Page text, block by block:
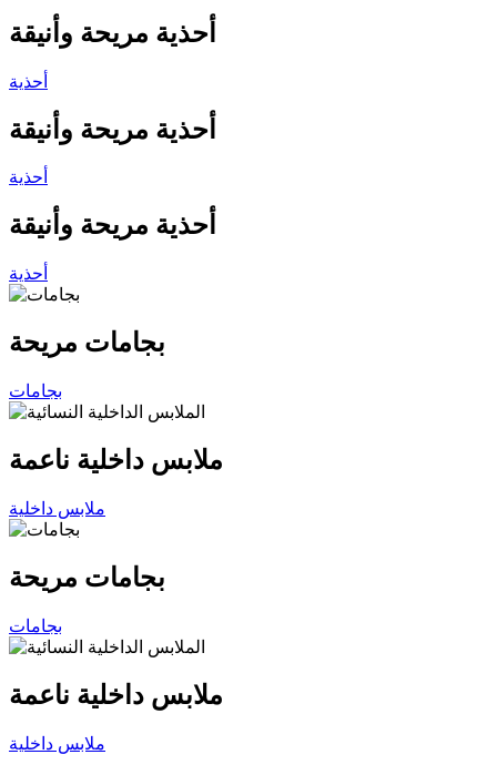
أحذية مريحة وأنيقة
أحذية
أحذية مريحة وأنيقة
أحذية
أحذية مريحة وأنيقة
أحذية
بجامات مريحة
بجامات
ملابس داخلية ناعمة
ملابس داخلية
بجامات مريحة
بجامات
ملابس داخلية ناعمة
ملابس داخلية